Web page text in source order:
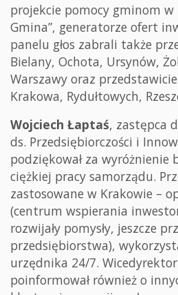
projekcie pomocy gminom
Gmina”, generatorze ofert
panelu głos zabrali także
Bielany, Ochota, Ursynów,
Warszawy oraz
Krakowa, Rydułtowych,
Wojciech Łaptaś, zastępca
ds. Przedsiębiorczości i
podziękował za wyróżnienie
ciężkiej pracy samorządu.
zastosowane w Krakowie –
(centrum wspierania
rozwijały pomysły, jeszcze
przedsiębiorstwa),
urzędnika 24/7.
poinformował również o